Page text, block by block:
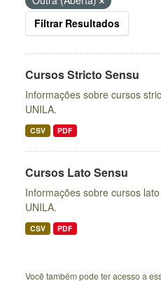
Filtrar Resultados
Cursos Stricto Sensu
Informações sobre cursos
UNILA.
CSV PDF
Cursos Lato Sensu
Informações sobre cursos
UNILA.
CSV PDF
Você também pode ter acesso a